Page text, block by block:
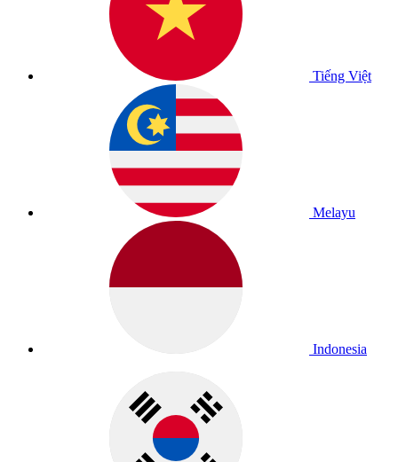
Tiếng Việt
Melayu
Indonesia